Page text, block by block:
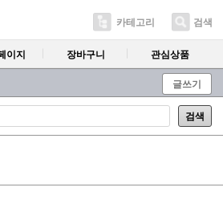
카테고리 검색
이지 장바구니 관심상품
글쓰기
검색